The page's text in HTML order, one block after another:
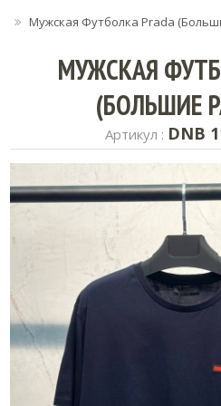
Мужская Футболка Prada
МУЖСКАЯ
(БОЛЬШИЕ
Артикул : DNB